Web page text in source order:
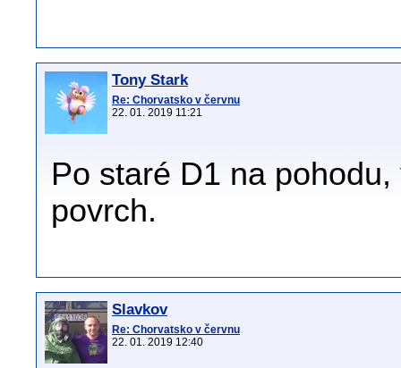
Tony Stark
Re: Chorvatsko v červnu
22. 01. 2019 11:21
Po staré D1 na
povrch.
Slavkov
Re: Chorvatsko v červnu
22. 01. 2019 12:40